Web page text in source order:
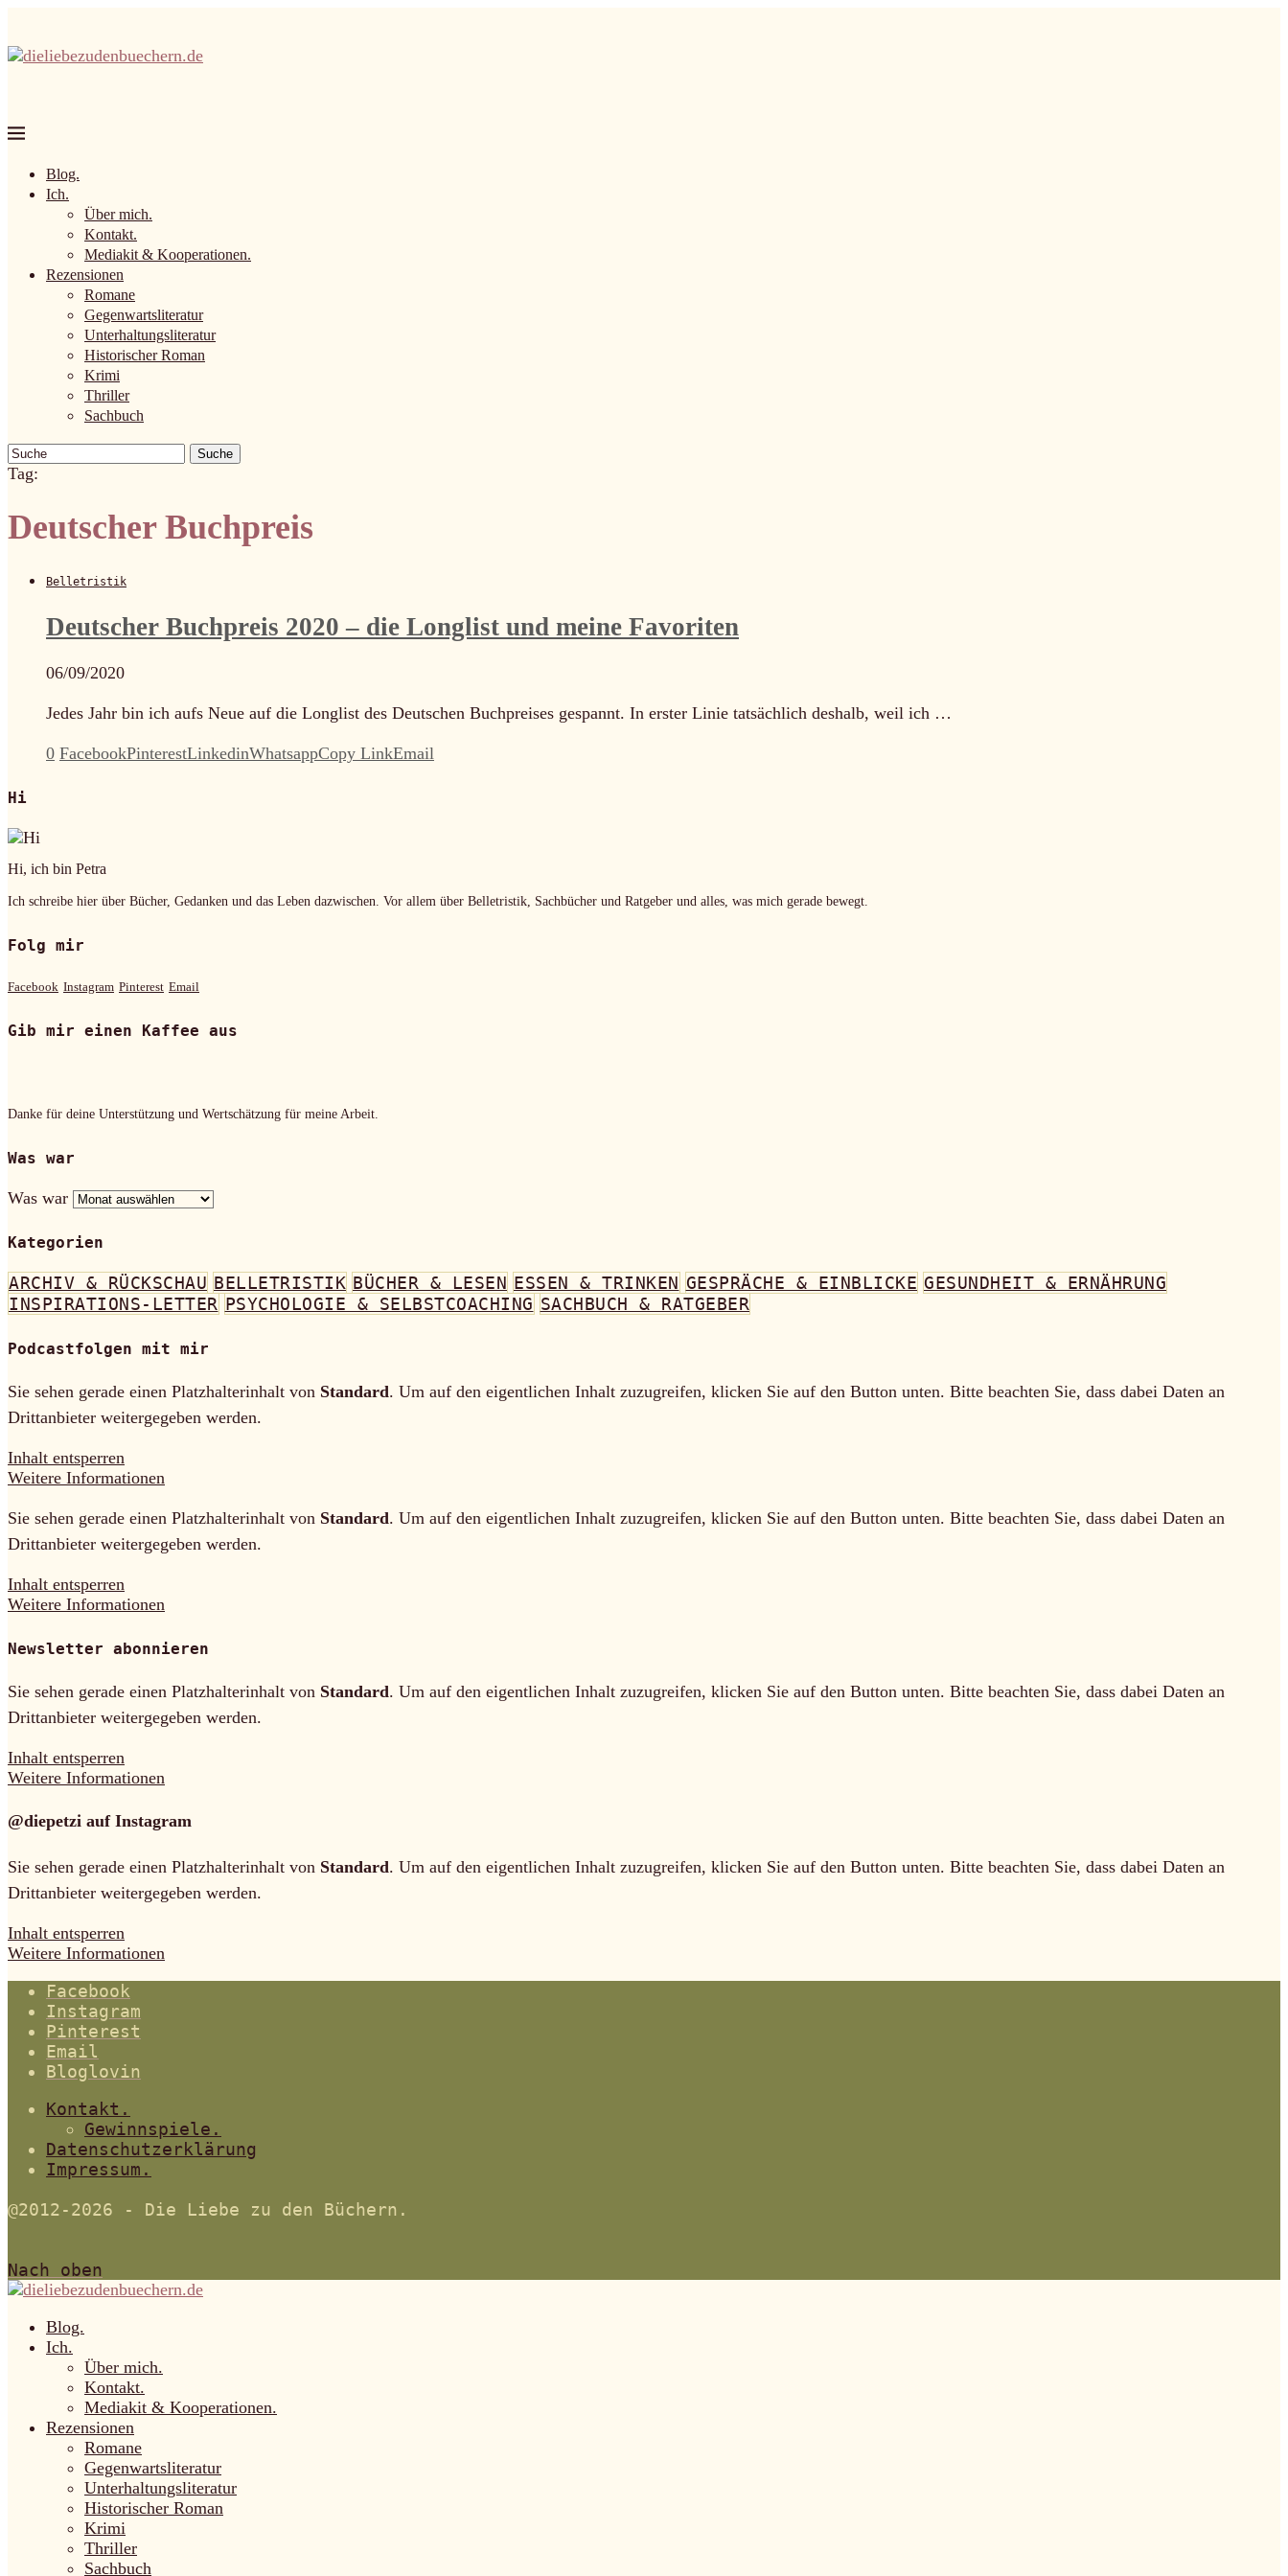
Blog.
Ich.
Über mich.
Kontakt.
Mediakit & Kooperationen.
Rezensionen
Romane
Gegenwartsliteratur
Unterhaltungsliteratur
Historischer Roman
Krimi
Thriller
Sachbuch
Suche
Tag:
Deutscher Buchpreis
Belletristik
Deutscher Buchpreis 2020 – die Longlist und meine Favoriten
06/09/2020
Jedes Jahr bin ich aufs Neue auf die Longlist des Deutschen Buchpreises gespannt. In erster Linie tatsächlich deshalb, weil ich …
0 FacebookPinterestLinkedinWhatsappCopy LinkEmail
Hi
Hi, ich bin Petra
Ich schreibe hier über Bücher, Gedanken und das Leben dazwischen. Vor allem über Belletristik, Sachbücher und Ratgeber und alles, was mich gerade bewegt.
Folg mir
Facebook Instagram Pinterest Email
Gib mir einen Kaffee aus
Danke für deine Unterstützung und Wertschätzung für meine Arbeit.
Was war
Was war
Kategorien
ARCHIV & RÜCKSCHAU BELLETRISTIK BÜCHER & LESEN ESSEN & TRINKEN GESPRÄCHE & EINBLICKE GESUNDHEIT & ERNÄHRUNG
INSPIRATIONS-LETTER PSYCHOLOGIE & SELBSTCOACHING SACHBUCH & RATGEBER
Podcastfolgen mit mir
Sie sehen gerade einen Platzhalterinhalt von Standard. Um auf den eigentlichen Inhalt zuzugreifen, klicken Sie auf den Button unten. Bitte beachten Sie, dass dabei Daten an
Drittanbieter weitergegeben werden.
Inhalt entsperren
Weitere Informationen
Sie sehen gerade einen Platzhalterinhalt von Standard. Um auf den eigentlichen Inhalt zuzugreifen, klicken Sie auf den Button unten. Bitte beachten Sie, dass dabei Daten an
Drittanbieter weitergegeben werden.
Inhalt entsperren
Weitere Informationen
Newsletter abonnieren
Sie sehen gerade einen Platzhalterinhalt von Standard. Um auf den eigentlichen Inhalt zuzugreifen, klicken Sie auf den Button unten. Bitte beachten Sie, dass dabei Daten an
Drittanbieter weitergegeben werden.
Inhalt entsperren
Weitere Informationen
@diepetzi auf Instagram
Sie sehen gerade einen Platzhalterinhalt von Standard. Um auf den eigentlichen Inhalt zuzugreifen, klicken Sie auf den Button unten. Bitte beachten Sie, dass dabei Daten an
Drittanbieter weitergegeben werden.
Inhalt entsperren
Weitere Informationen
Facebook
Instagram
Pinterest
Email
Bloglovin
Kontakt.
Gewinnspiele.
Datenschutzerklärung
Impressum.
@2012-2026 - Die Liebe zu den Büchern.
Nach oben
Blog.
Ich.
Über mich.
Kontakt.
Mediakit & Kooperationen.
Rezensionen
Romane
Gegenwartsliteratur
Unterhaltungsliteratur
Historischer Roman
Krimi
Thriller
Sachbuch